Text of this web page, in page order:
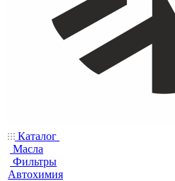
Каталог
Масла
Фильтры
Автохимия